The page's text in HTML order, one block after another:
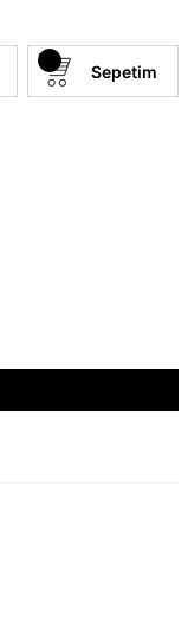
Sepetim